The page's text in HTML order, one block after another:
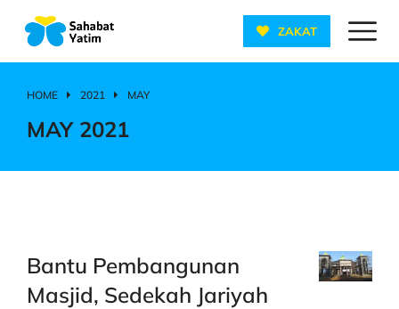
ZAKAT
You are here:
HOME 2021 MAY
MAY 2021
Bantu Pembangunan
Masjid, Sedekah Jariyah